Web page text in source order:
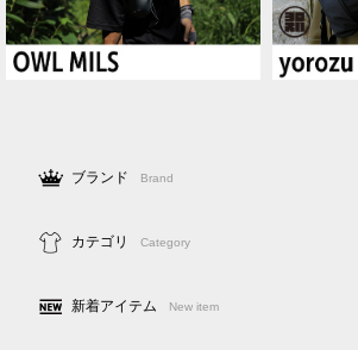
ブランド Brand
カテゴリ Category
新着アイテム New item